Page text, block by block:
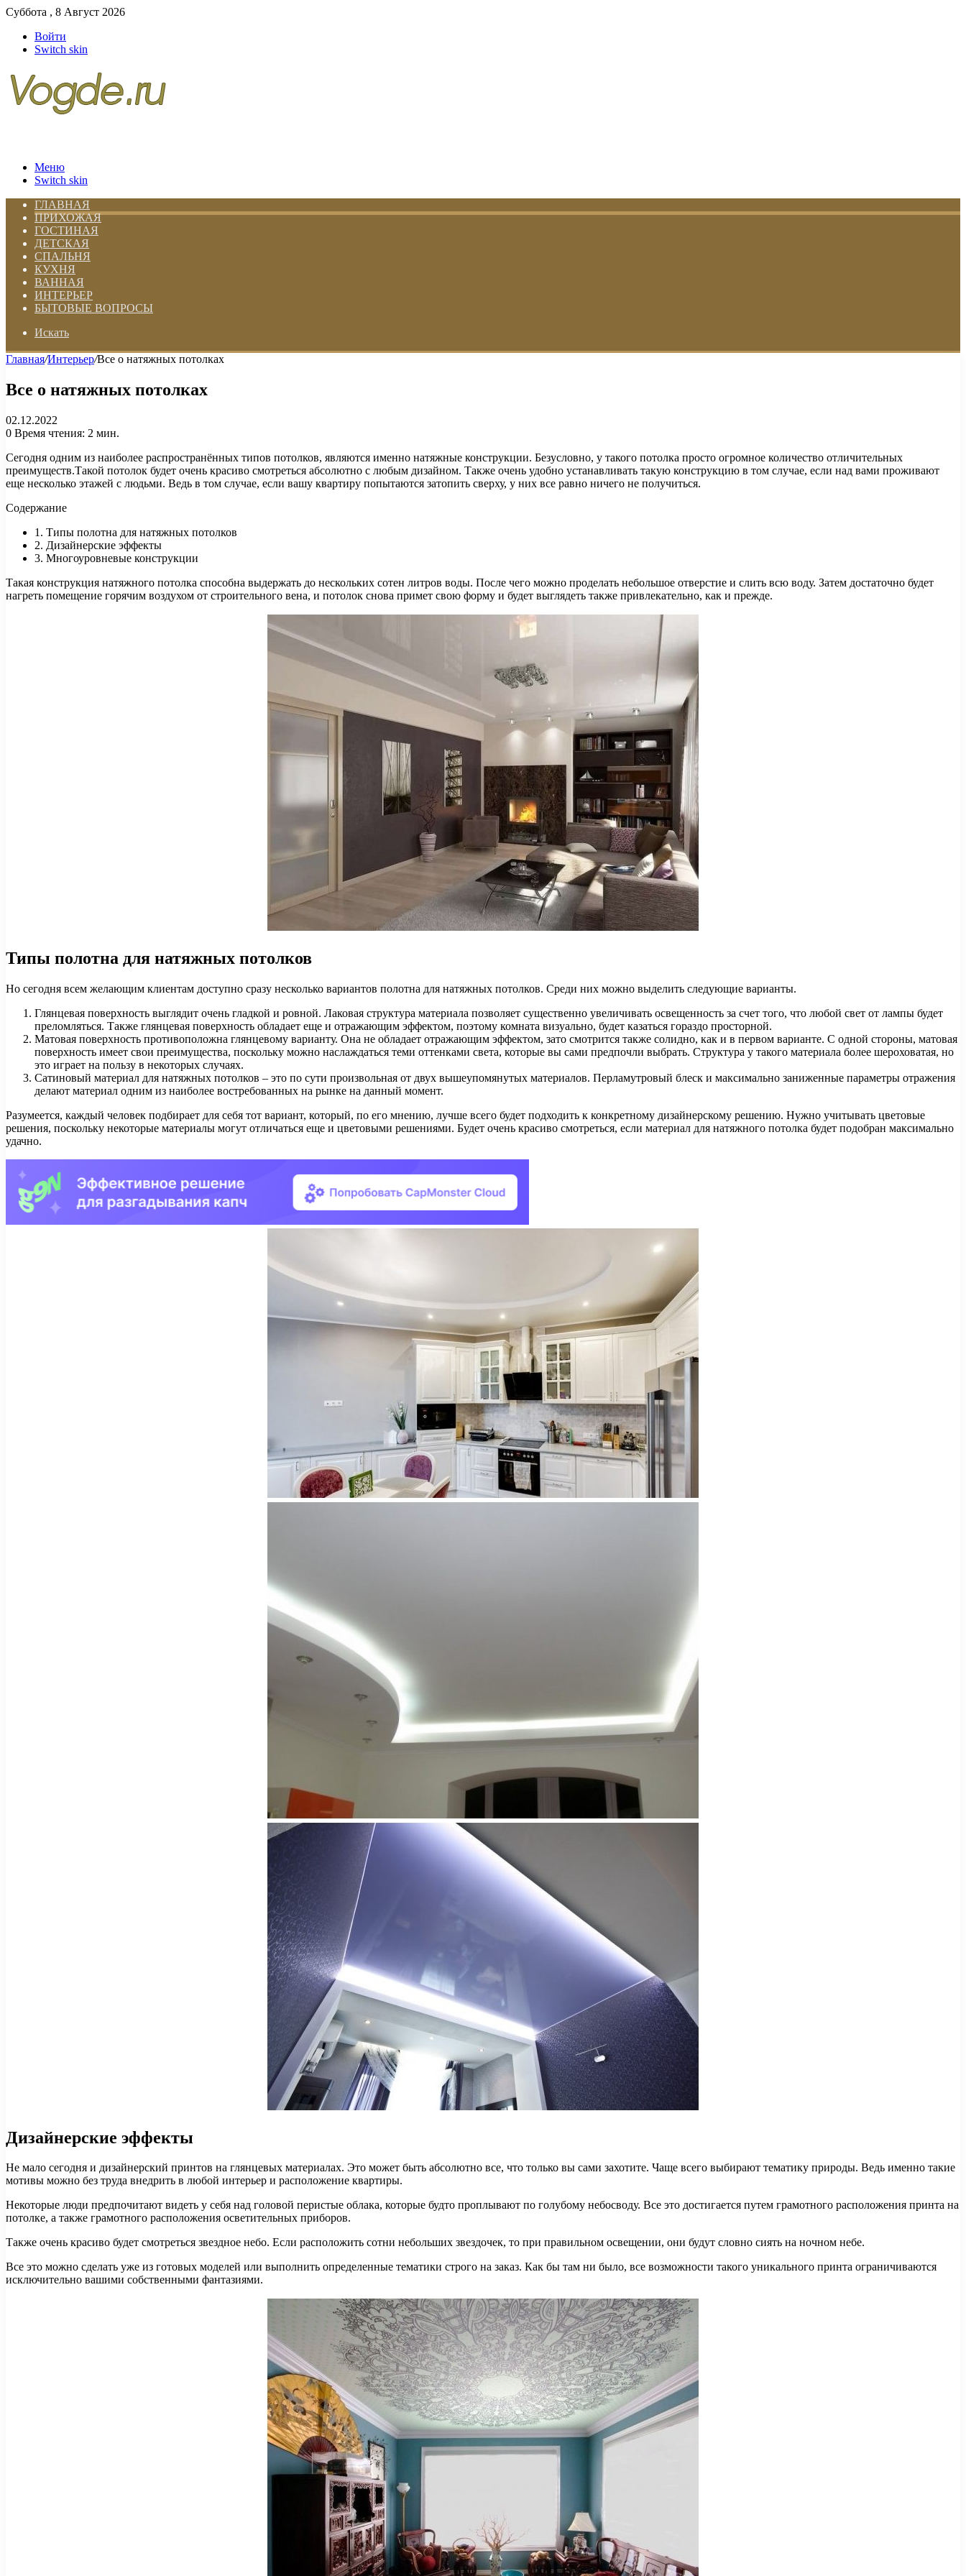
Суббота , 8 Август 2026
Войти
Switch skin
Меню
Switch skin
ГЛАВНАЯ
ПРИХОЖАЯ
ГОСТИНАЯ
ДЕТСКАЯ
СПАЛЬНЯ
КУХНЯ
ВАННАЯ
ИНТЕРЬЕР
БЫТОВЫЕ ВОПРОСЫ
Искать
Главная/Интерьер/Все о натяжных потолках
Все о натяжных потолках
02.12.2022
0 Время чтения: 2 мин.
Сегодня одним из наиболее распространённых типов потолков, являются именно натяжные конструкции. Безусловно, у такого потолка просто огромное количество отличительных
преимуществ.Такой потолок будет очень красиво смотреться абсолютно с любым дизайном. Также очень удобно устанавливать такую конструкцию в том случае, если над вами проживают
еще несколько этажей с людьми. Ведь в том случае, если вашу квартиру попытаются затопить сверху, у них все равно ничего не получиться.
Содержание
1. Типы полотна для натяжных потолков
2. Дизайнерские эффекты
3. Многоуровневые конструкции
Такая конструкция натяжного потолка способна выдержать до нескольких сотен литров воды. После чего можно проделать небольшое отверстие и слить всю воду. Затем достаточно будет
нагреть помещение горячим воздухом от строительного вена, и потолок снова примет свою форму и будет выглядеть также привлекательно, как и прежде.
Типы полотна для натяжных потолков
Но сегодня всем желающим клиентам доступно сразу несколько вариантов полотна для натяжных потолков. Среди них можно выделить следующие варианты.
Глянцевая поверхность выглядит очень гладкой и ровной. Лаковая структура материала позволяет существенно увеличивать освещенность за счет того, что любой свет от лампы будет
преломляться. Также глянцевая поверхность обладает еще и отражающим эффектом, поэтому комната визуально, будет казаться гораздо просторной.
Матовая поверхность противоположна глянцевому варианту. Она не обладает отражающим эффектом, зато смотрится также солидно, как и в первом варианте. С одной стороны, матовая
поверхность имеет свои преимущества, поскольку можно наслаждаться теми оттенками света, которые вы сами предпочли выбрать. Структура у такого материала более шероховатая, но
это играет на пользу в некоторых случаях.
Сатиновый материал для натяжных потолков – это по сути произвольная от двух вышеупомянутых материалов. Перламутровый блеск и максимально заниженные параметры отражения
делают материал одним из наиболее востребованных на рынке на данный момент.
Разумеется, каждый человек подбирает для себя тот вариант, который, по его мнению, лучше всего будет подходить к конкретному дизайнерскому решению. Нужно учитывать цветовые
решения, поскольку некоторые материалы могут отличаться еще и цветовыми решениями. Будет очень красиво смотреться, если материал для натяжного потолка будет подобран максимально
удачно.
Дизайнерские эффекты
Не мало сегодня и дизайнерский принтов на глянцевых материалах. Это может быть абсолютно все, что только вы сами захотите. Чаще всего выбирают тематику природы. Ведь именно такие
мотивы можно без труда внедрить в любой интерьер и расположение квартиры.
Некоторые люди предпочитают видеть у себя над головой перистые облака, которые будто проплывают по голубому небосводу. Все это достигается путем грамотного расположения принта на
потолке, а также грамотного расположения осветительных приборов.
Также очень красиво будет смотреться звездное небо. Если расположить сотни небольших звездочек, то при правильном освещении, они будут словно сиять на ночном небе.
Все это можно сделать уже из готовых моделей или выполнить определенные тематики строго на заказ. Как бы там ни было, все возможности такого уникального принта ограничиваются
исключительно вашими собственными фантазиями.